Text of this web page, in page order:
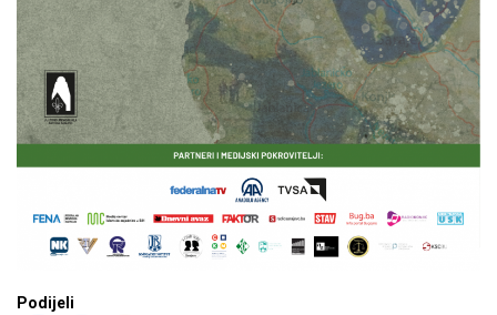
Podijeli